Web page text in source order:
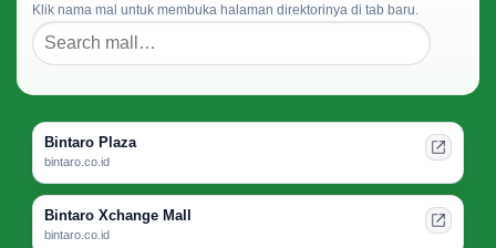
Klik nama mal untuk membuka halaman direktorinya di tab baru.
Bintaro Plaza
bintaro.co.id
Bintaro Xchange Mall
bintaro.co.id